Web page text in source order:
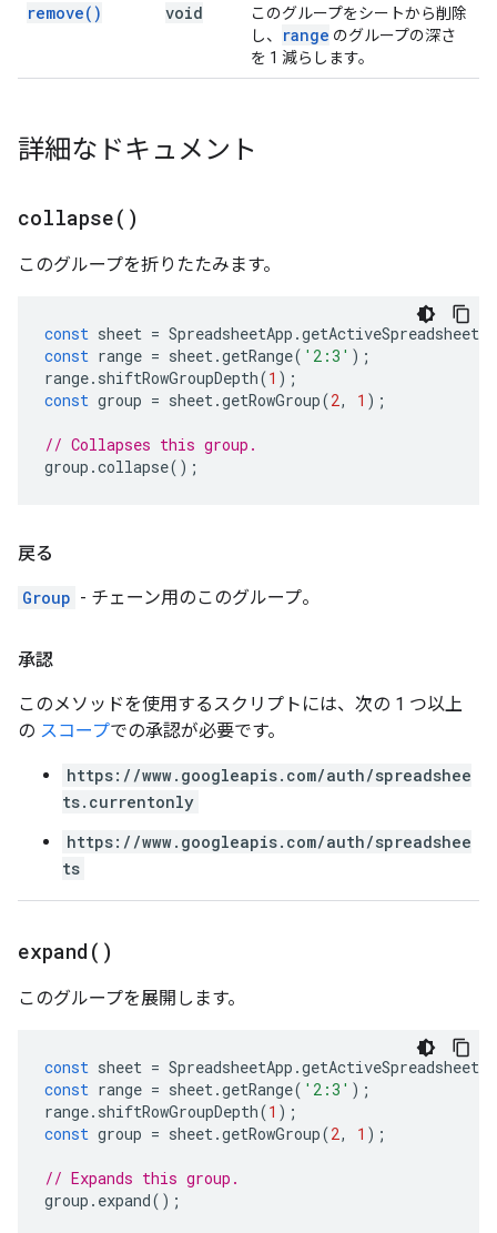
remove( ) void
このグループをシートから削除
し、
range のグループの深さ
を 1 減らします。
詳細なドキュメント
collapse( )
このグループを折りたたみます。
const sheet = SpreadsheetApp .getActiveSpreadsheet
const range = sheet.getRange( '2:3' );
range. shiftRowGroupDepth(1 );
const group = sheet.getRowGroup(2, 1 );
// Collapses this group.
group .collapse();
戻る
Group - チェーン用のこのグループ。
承認
このメソッドを使用するスクリプトには、次の 1 つ以上
の スコープでの承認が必要です。
https://www.googleapis.com/auth/spreadshee
ts.currentonly
https://www.googleapis.com/auth/spreadshee
ts
expand( )
このグループを展開します。
const sheet = SpreadsheetApp .getActiveSpreadsheet
const range = sheet.getRange( '2:3' );
range. shiftRowGroupDepth(1 );
const group = sheet.getRowGroup(2, 1 );
// Expands this group.
group . expand();